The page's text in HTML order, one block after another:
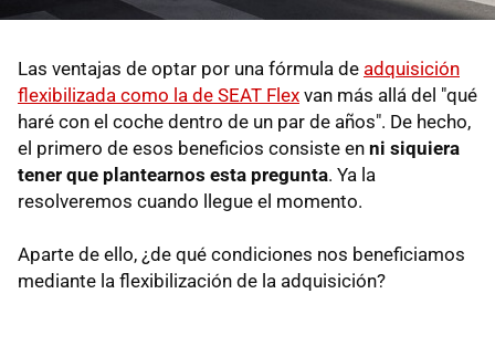
Las ventajas de optar por una fórmula de adquisición
flexibilizada como la de SEAT Flex van más allá del "qué
haré con el coche dentro de un par de años". De hecho,
el primero de esos beneficios consiste en ni siquiera
tener que plantearnos esta pregunta. Ya la
resolveremos cuando llegue el momento.
Aparte de ello, ¿de qué condiciones nos beneficiamos
mediante la flexibilización de la adquisición?